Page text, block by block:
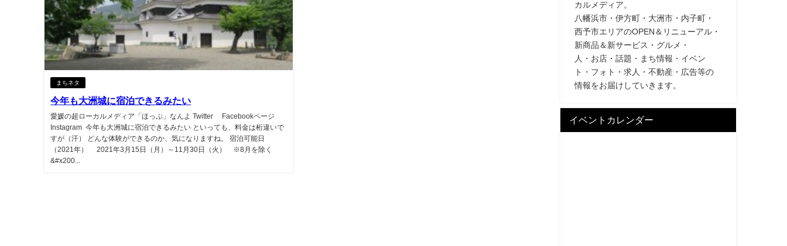
まちネタ
今年も大洲城に宿泊できるみたい
愛媛の超ローカルメディア「ほっぷ」なんよ Twitter Facebookページ
Instagram 今年も大洲城に宿泊できるみたい といっても、料金は桁違いで
すが（汗） どんな体験ができるのか、気になりますね。 宿泊可能日
（2021年） 2021年3月15日（月）～11月30日（火） ※8月を除く
&#x200...
カルメディア。
八幡浜市・伊方町・大洲市・内子町・
西予市エリアのOPEN＆リニューアル・
新商品＆新サービス・グルメ・
人・お店・話題・まち情報・イベン
ト・フォト・求人・不動産・広告等の
情報をお届けしていきます。
イベントカレンダー